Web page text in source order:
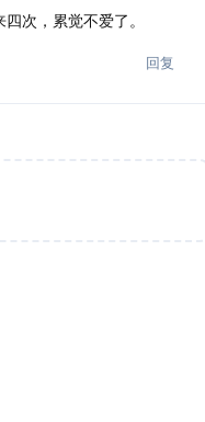
次，累觉不爱了。
回复